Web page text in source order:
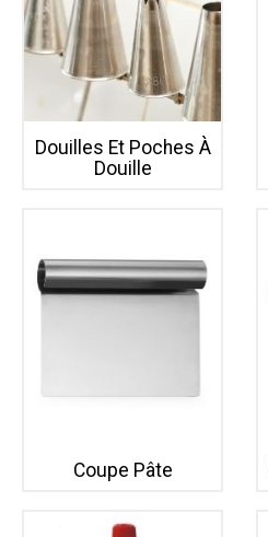
Douilles Et Poches À
Douille
Coupe Pâte